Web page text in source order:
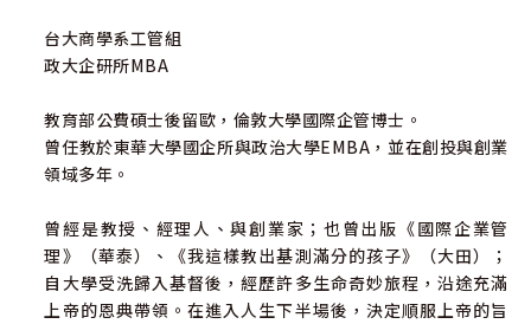
的技巧……如果親眼看到凱勒在台上的專業姿態，我們便不
難從中了解一二。」
《出版人週刊》 ：「為了塑造一個令人信服的上帝，凱勒取
材於古典文學、哲學、人類學，以及許多不同領域。這本書
是寫給懷疑論者，以及虔誠的教徒的。作者將自己在紐約救
多聞，也給當下懷疑者、辯論著信仰懷疑的人一個令人信服
的依據，也讓那些想要重新評估自己所信的宗教的人一個好
理由。」
台大商學系工管組
政大企研所MBA
教育部公費碩士後留歐，倫敦大學國際企管博士。
曾任教於東華大學國企所與政治大學EMBA，並在創投與創業
領域多年。
曾經是教授、經理人、與創業家；也曾出版《國際企業管
理》（華泰）、《我這樣教出基測滿分的孩子》（大田）；
自大學受洗歸入基督後，經歷許多生命奇妙旅程，沿途充滿
上帝的恩典帶領。在進入人生下半場後，決定順服上帝的旨